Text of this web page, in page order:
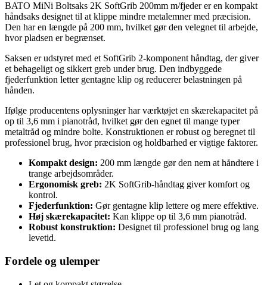
BATO MiNi Boltsaks 2K SoftGrib 200mm m/fjeder er en kompakt
håndsaks designet til at klippe mindre metalemner med præcision.
Den har en længde på 200 mm, hvilket gør den velegnet til arbejde,
hvor pladsen er begrænset.
Saksen er udstyret med et SoftGrib 2-komponent håndtag, der giver
et behageligt og sikkert greb under brug. Den indbyggede
fjederfunktion letter gentagne klip og reducerer belastningen på
hånden.
Ifølge producentens oplysninger har værktøjet en skærekapacitet på
op til 3,6 mm i pianotråd, hvilket gør den egnet til mange typer
metaltråd og mindre bolte. Konstruktionen er robust og beregnet til
professionel brug, hvor præcision og holdbarhed er vigtige faktorer.
Kompakt design: 200 mm længde gør den nem at håndtere i
trange arbejdsområder.
Ergonomisk greb: 2K SoftGrib-håndtag giver komfort og
kontrol.
Fjederfunktion: Gør gentagne klip lettere og mere effektive.
Høj skærekapacitet: Kan klippe op til 3,6 mm pianotråd.
Robust konstruktion: Designet til professionel brug og lang
levetid.
Fordele og ulemper